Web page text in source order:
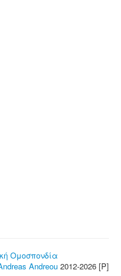
Ομοσπονδία
Andreou 2012-2026 [P]